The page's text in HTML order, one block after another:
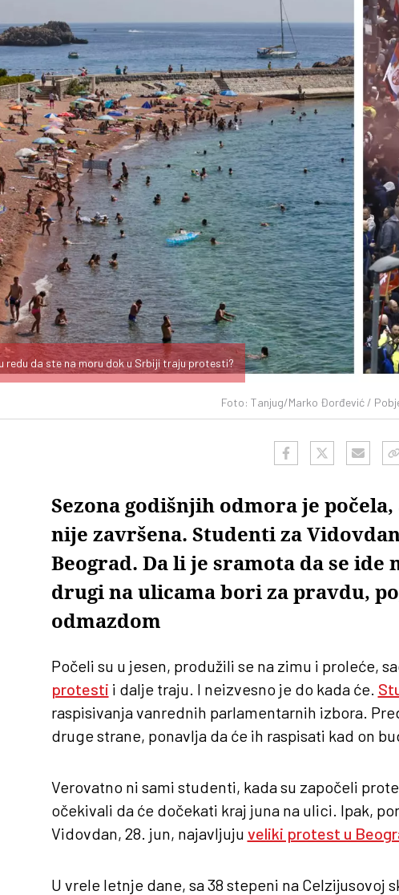
Foto: Tanjug/Marko Đorđević /
redu da ste na moru dok u Srbiji traju protesti?
Sezona godišnjih odmora je
nije završena. Studenti za
Beograd. Da li je sramota da se ide
drugi na ulicama bori za pravdu,
odmazdom
Počeli su u jesen, produžili se na zimu i proleće,
protesti i dalje traju. I neizvesno je do kada će.
raspisivanja vanrednih parlamentarnih izbora.
druge strane, ponavlja da će ih raspisati kad on
Verovatno ni sami studenti, kada su započeli
očekivali da će dočekati kraj juna na ulici. Ipak,
Vidovdan, 28. jun, najavljuju veliki protest u
U vrele letnje dane, sa 38 stepeni na Celzijusovoj